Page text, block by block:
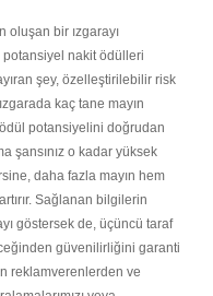
oluşan bir ızgarayı
nakit ödülleri
şey, özelleştirilebilir risk
kaç tane mayın
potansiyelini doğrudan
şansınız o kadar yüksek
daha fazla mayın hem
Sağlanan bilgilerin
göstersek de, üçüncü taraf
güvenilirliğini garanti
reklamverenlerden ve